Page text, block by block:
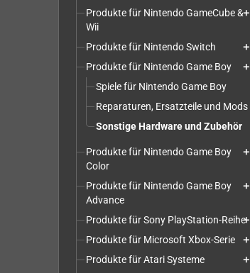
Produkte für Nintendo GameCube &
Wii
add
Produkte für Nintendo Switch add
Produkte für Nintendo Game Boy add
Spiele für Nintendo Game Boy
Reparaturen, Ersatzteile und Mods
Sonstige Hardware und Zubehör
Produkte für Nintendo Game Boy
Color
add
Produkte für Nintendo Game Boy
Advance
add
Produkte für Sony PlayStation-Reiheadd
Produkte für Microsoft Xbox-Serie add
Produkte für Atari Systeme add